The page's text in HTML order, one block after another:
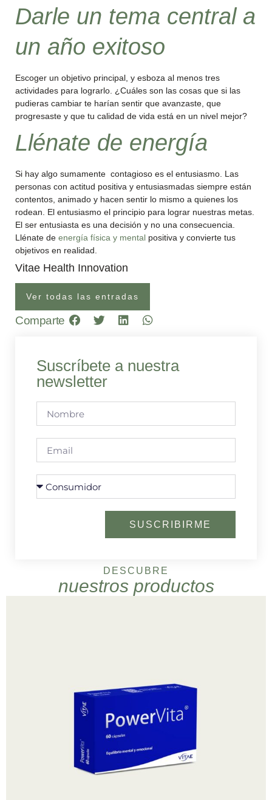
Darle un tema central a
un año exitoso
Escoger un objetivo principal, y esboza al menos tres
actividades para lograrlo. ¿Cuáles son las cosas que si las
pudieras cambiar te harían sentir que avanzaste, que
progresaste y que tu calidad de vida está en un nivel mejor?
Llénate de energía
Si hay algo sumamente contagioso es el entusiasmo. Las
personas con actitud positiva y entusiasmadas siempre están
contentos, animado y hacen sentir lo mismo a quienes los
rodean. El entusiasmo el principio para lograr nuestras metas.
El ser entusiasta es una decisión y no una consecuencia.
Llénate de energía física y mental positiva y convierte tus
objetivos en realidad.
Vitae Health Innovation
Ver todas las entradas
Comparte
Suscríbete a nuestra
newsletter
SUSCRIBIRME
DESCUBRE
nuestros productos